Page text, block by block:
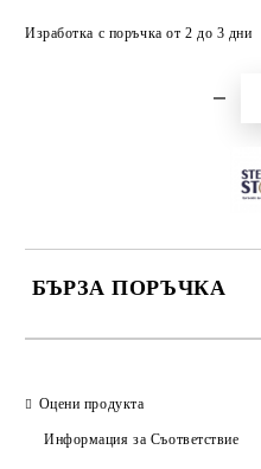
Изработка с поръчка от 2 до 3 дни
БЪРЗА ПОРЪЧКА
Оцени продукта
Информация за Съответствие